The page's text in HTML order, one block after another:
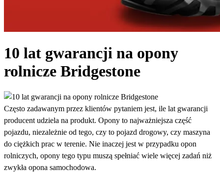
10 lat gwarancji na opony
rolnicze Bridgestone
Często zadawanym przez klientów pytaniem jest, ile lat gwarancji
producent udziela na produkt. Opony to najważniejsza część
pojazdu, niezależnie od tego, czy to pojazd drogowy, czy maszyna
do ciężkich prac w terenie. Nie inaczej jest w przypadku opon
rolniczych, opony tego typu muszą spełniać wiele więcej zadań niż
zwykła opona samochodowa.